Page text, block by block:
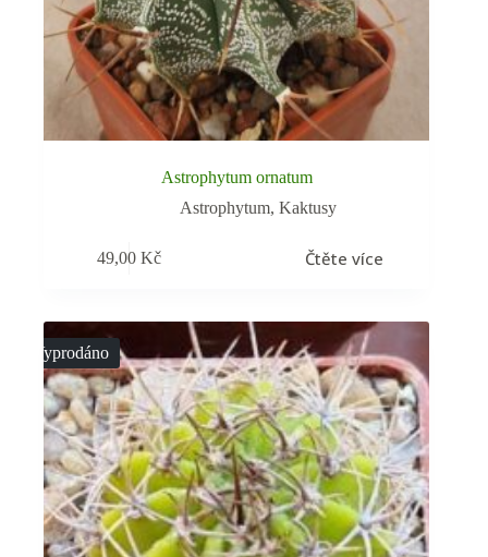
Astrophytum ornatum
Astrophytum,Kaktusy
49,00Kč Čtěte více
Vyprodáno